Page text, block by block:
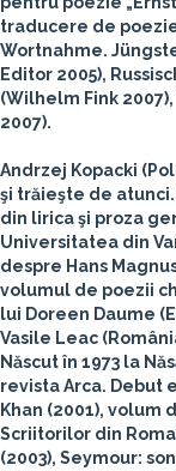
traducere de
Wortnahme.
Editor 2005),
(Wilhelm Fink
2007).
Andrzej Kopacki
şi trăieşte de
din lirica şi proza
Universitatea din
despre Hans
volumul de poezii
lui Doreen Daume
Vasile Leac
Născut în 1973 la
revista Arca. Debut
Khan (2001), volum
Scriitorilor din
(2003), Seymour: